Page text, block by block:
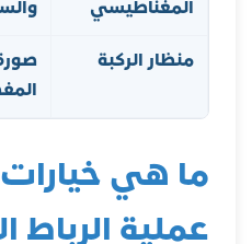
المغناطيسي
منظار الركبة
ما هي
عملية الرباط